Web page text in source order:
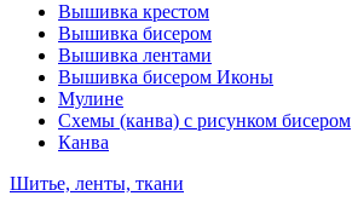
Вышивка крестом
Вышивка бисером
Вышивка лентами
Вышивка бисером Иконы
Мулине
Схемы (канва) с рисунком бисером
Канва
Шитье, ленты, ткани